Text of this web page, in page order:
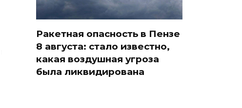
Ракетная опасность в Пензе
8 августа: стало известно,
какая воздушная угроза
была ликвидирована